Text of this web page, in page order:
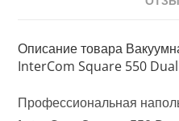
Описание товара
InterCom Square 550
Профессиональная